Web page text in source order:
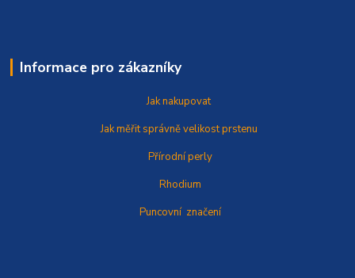
Informace pro zákazníky
Jak nakupovat
Jak měřit správněvelikost prstenu
Přírodní perly
Rhodium
Puncovní značení